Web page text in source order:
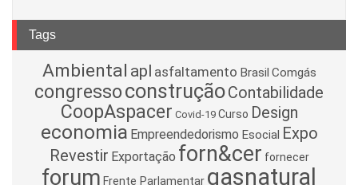
Tags
Ambiental apl asfaltamento Brasil Comgás
congressoconstruçãoContabilidade
CoopAspacer Covid-19 Curso Design
economia Empreendedorismo Esocial Expo
Revestir Exportação forn&cer fornecer
forum Frente Parlamentar gasnatural